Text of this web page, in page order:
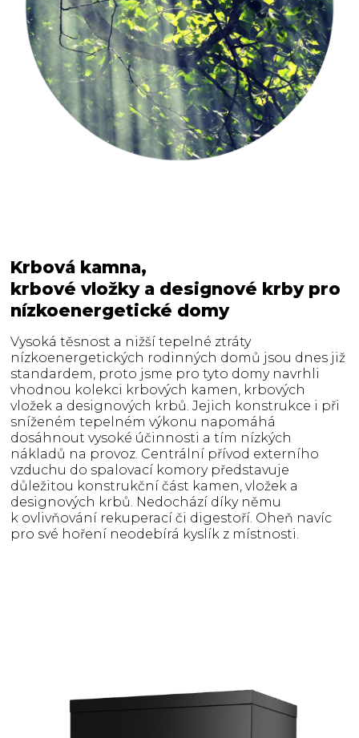
Krbová kamna,
krbové vložky a designové krby pro
nízkoenergetické domy
Vysoká těsnost a nižší tepelné ztráty
nízkoenergetických rodinných domů jsou dnes již
standardem, proto jsme pro tyto domy navrhli
vhodnou kolekci krbových kamen, krbových
vložek a designových krbů. Jejich konstrukce i při
sníženém tepelném výkonu napomáhá
dosáhnout vysoké účinnosti a tím nízkých
nákladů na provoz. Centrální přívod externího
vzduchu do spalovací komory představuje
důležitou konstrukční část kamen, vložek a
designových krbů. Nedochází díky němu
k ovlivňování rekuperací či digestoří. Oheň navíc
pro své hoření neodebírá kyslík z místnosti.